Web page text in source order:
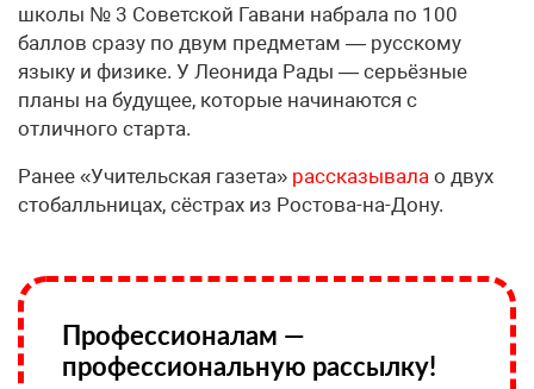
школы № 3 Советской Гавани набрала по 100
баллов сразу по двум предметам — русскому
языку и физике. У Леонида Рады — серьёзные
планы на будущее, которые начинаются с
отличного старта.
Ранее «Учительская газета» рассказывала о двух
стобалльницах, сёстрах из Ростова-на-Дону.
Профессионалам —
профессиональную рассылку!